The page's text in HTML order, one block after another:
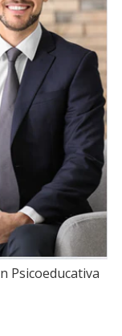
Psicoeducativa